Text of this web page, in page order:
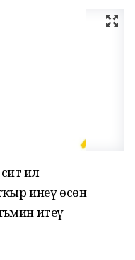
ил
инеү өсөн
итеү